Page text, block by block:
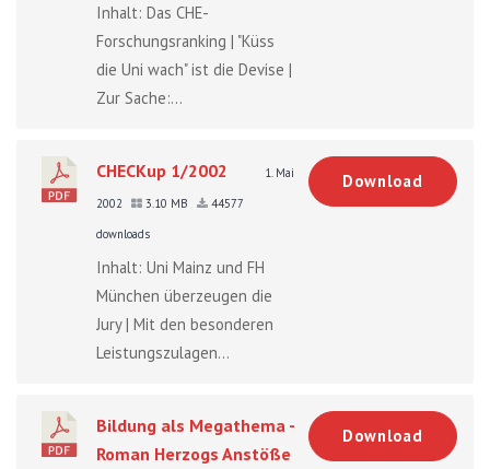
Inhalt: Das CHE-
Forschungsranking | "Küss
die Uni wach" ist die Devise |
Zur Sache:...
CHECKup 1/2002
1. Mai
2002
3.10 MB
44577
downloads
Inhalt: Uni Mainz und FH
München überzeugen die
Jury | Mit den besonderen
Leistungszulagen...
Download
Bildung als Megathema -
Roman Herzogs Anstöße
Download